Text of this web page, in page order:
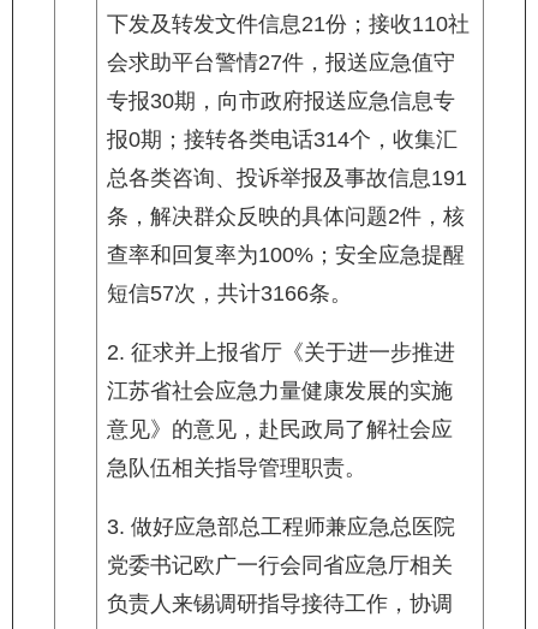
下发及转发文件信息21份；接收110社
会求助平台警情27件，报送应急值守
专报30期，向市政府报送应急信息专
报0期；接转各类电话314个，收集汇
总各类咨询、投诉举报及事故信息191
条，解决群众反映的具体问题2件，核
查率和回复率为100%；安全应急提醒
短信57次，共计3166条。
2. 征求并上报省厅《关于进一步推进
江苏省社会应急力量健康发展的实施
意见》的意见，赴民政局了解社会应
急队伍相关指导管理职责。
3. 做好应急部总工程师兼应急总医院
党委书记欧广一行会同省应急厅相关
负责人来锡调研指导接待工作，协调